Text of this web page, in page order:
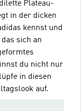
Plateau-
in der dicken
kennst und
sich an
du nicht nur
in diesen
auf.